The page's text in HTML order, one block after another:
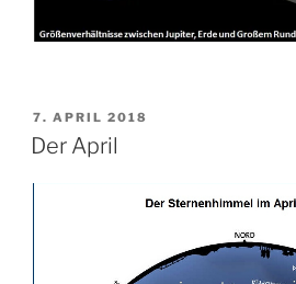
VERÖFFENTLICHT
AM
7. APRIL 2018
Der April